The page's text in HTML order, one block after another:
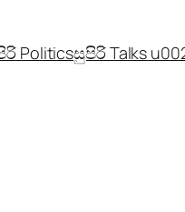
Politicsසුපිරි Talks